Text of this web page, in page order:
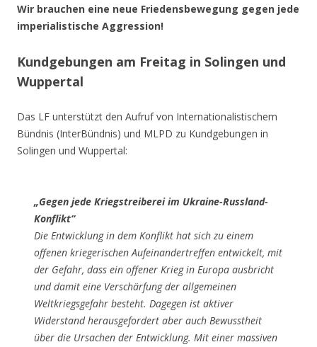
Wir brauchen eine neue Friedensbewegung gegen jede
imperialistische Aggression!
Kundgebungen am Freitag in Solingen und
Wuppertal
Das LF unterstützt den Aufruf von Internationalistischem
Bündnis (InterBündnis) und MLPD zu Kundgebungen in
Solingen und Wuppertal:
„Gegen jede Kriegstreiberei im Ukraine-Russland-
Konflikt“
Die Entwicklung in dem Konflikt hat sich zu einem
offenen kriegerischen Aufeinandertreffen entwickelt, mit
der Gefahr, dass ein offener Krieg in Europa ausbricht
und damit eine Verschärfung der allgemeinen
Weltkriegsgefahr besteht. Dagegen ist aktiver
Widerstand herausgefordert aber auch Bewusstheit
über die Ursachen der Entwicklung. Mit einer massiven